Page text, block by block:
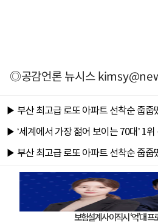
◎공감언론 뉴시스